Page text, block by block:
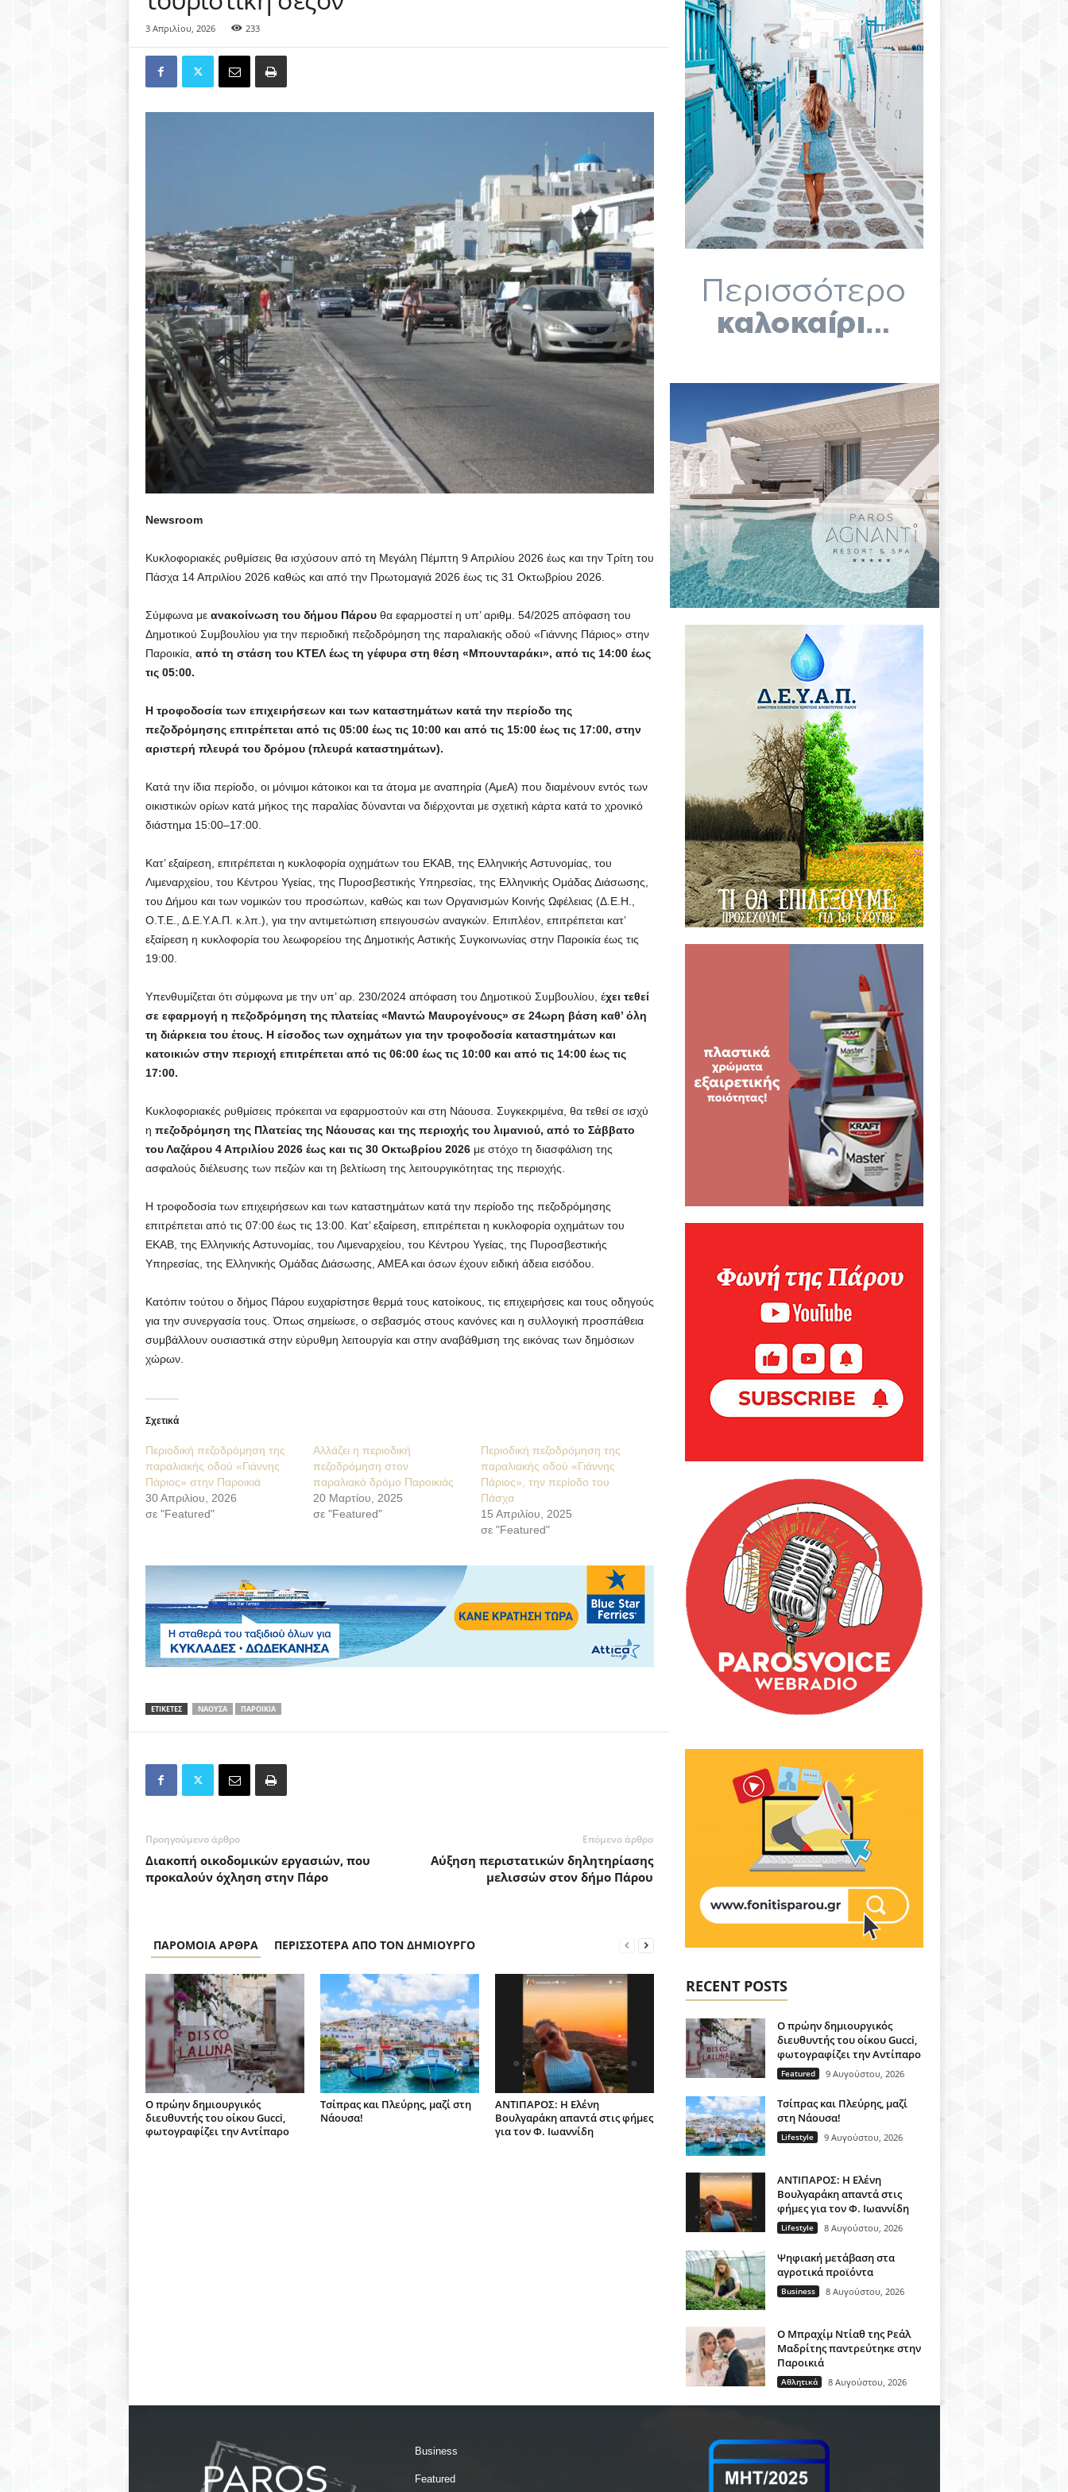
3 Απριλίου, 2026 233
Newsroom
Κυκλοφοριακές ρυθμίσεις θα ισχύσουν από τη Μεγάλη Πέμπτη 9 Απριλίου 2026 έως και την Τρίτη του
Πάσχα 14 Απριλίου 2026 καθώς και από την Πρωτομαγιά 2026 έως τις 31 Οκτωβρίου 2026.
Σύμφωνα με ανακοίνωση του δήμου Πάρουθα εφαρμοστεί η υπ’ αριθμ. 54/2025 απόφαση του
Δημοτικού Συμβουλίου για την περιοδική πεζοδρόμηση της παραλιακής οδού «Γιάννης Πάριος» στην
Παροικία, από τη στάση του ΚΤΕΛ έως τη γέφυρα στη θέση «Μπουνταράκι», από τις 14:00 έως
τις 05:00.
Η τροφοδοσία των επιχειρήσεων και των καταστημάτων κατά την περίοδο της
πεζοδρόμησης επιτρέπεται από τις 05:00 έως τις 10:00 και από τις 15:00 έως τις 17:00, στην
αριστερή πλευρά του δρόμου (πλευρά καταστημάτων).
Κατά την ίδια περίοδο, οι μόνιμοι κάτοικοι και τα άτομα με αναπηρία (ΑμεΑ) που διαμένουν εντός των
οικιστικών ορίων κατά μήκος της παραλίας δύνανται να διέρχονται με σχετική κάρτα κατά το χρονικό
διάστημα 15:00–17:00.
Κατ’ εξαίρεση, επιτρέπεται η κυκλοφορία οχημάτων του ΕΚΑΒ, της Ελληνικής Αστυνομίας, του
Λιμεναρχείου, του Κέντρου Υγείας, της Πυροσβεστικής Υπηρεσίας, της Ελληνικής Ομάδας Διάσωσης,
του Δήμου και των νομικών του προσώπων, καθώς και των Οργανισμών Κοινής Ωφέλειας (Δ.Ε.Η.,
Ο.Τ.Ε., Δ.Ε.Υ.Α.Π. κ.λπ.), για την αντιμετώπιση επειγουσών αναγκών. Επιπλέον, επιτρέπεται κατ’
εξαίρεση η κυκλοφορία του λεωφορείου της Δημοτικής Αστικής Συγκοινωνίας στην Παροικία έως τις
19:00.
Υπενθυμίζεται ότι σύμφωνα με την υπ’ αρ. 230/2024 απόφαση του Δημοτικού Συμβουλίου, έχει τεθεί
σε εφαρμογή η πεζοδρόμηση της πλατείας «Μαντώ Μαυρογένους» σε 24ωρη βάση καθ’ όλη
τη διάρκεια του έτους. Η είσοδος των οχημάτων για την τροφοδοσία καταστημάτων και
κατοικιών στην περιοχή επιτρέπεται από τις 06:00 έως τις 10:00 και από τις 14:00 έως τις
17:00.
Κυκλοφοριακές ρυθμίσεις πρόκειται να εφαρμοστούν και στη Νάουσα. Συγκεκριμένα, θα τεθεί σε ισχύ
η πεζοδρόμηση της Πλατείας της Νάουσας και της περιοχής του λιμανιού, από το Σάββατο
του Λαζάρου 4 Απριλίου 2026 έως και τις 30 Οκτωβρίου 2026 με στόχο τη διασφάλιση της
ασφαλούς διέλευσης των πεζών και τη βελτίωση της λειτουργικότητας της περιοχής.
Η τροφοδοσία των επιχειρήσεων και των καταστημάτων κατά την περίοδο της πεζοδρόμησης
επιτρέπεται από τις 07:00 έως τις 13:00. Κατ’ εξαίρεση, επιτρέπεται η κυκλοφορία οχημάτων του
ΕΚΑΒ, της Ελληνικής Αστυνομίας, του Λιμεναρχείου, του Κέντρου Υγείας, της Πυροσβεστικής
Υπηρεσίας, της Ελληνικής Ομάδας Διάσωσης, ΑΜΕΑ και όσων έχουν ειδική άδεια εισόδου.
Κατόπιν τούτου ο δήμος Πάρου ευχαρίστησε θερμά τους κατοίκους, τις επιχειρήσεις και τους οδηγούς
για την συνεργασία τους. Όπως σημείωσε, ο σεβασμός στους κανόνες και η συλλογική προσπάθεια
συμβάλλουν ουσιαστικά στην εύρυθμη λειτουργία και στην αναβάθμιση της εικόνας των δημόσιων
χώρων.
Σχετικά
Περιοδική πεζοδρόμηση της
παραλιακής οδού «Γιάννης
Πάριος» στην Παροικιά
30 Απριλίου, 2026
σε "Featured"
Αλλάζει η περιοδική
πεζοδρόμηση στον
παραλιακό δρόμο Παροικιάς
20 Μαρτίου, 2025
σε "Featured"
Περιοδική πεζοδρόμηση της
παραλιακής οδού «Γιάννης
Πάριος», την περίοδο του
Πάσχα
15 Απριλίου, 2025
σε "Featured"
ΕΤΙΚΕΤΕΣ ΝΑΟΥΣΑ ΠΑΡΟΙΚΙΑ
Προηγούμενο άρθρο
Διακοπή οικοδομικών εργασιών, που
προκαλούν όχληση στην Πάρο
Επόμενο άρθρο
Αύξηση περιστατικών δηλητηρίασης
μελισσών στον δήμο Πάρου
ΠΑΡΟΜΟΙΑ ΑΡΘΡΑ ΠΕΡΙΣΣΟΤΕΡΑ ΑΠΟ ΤΟΝ ΔΗΜΙΟΥΡΓΟ
Ο πρώην δημιουργικός
διευθυντής του οίκου Gucci,
φωτογραφίζει την Αντίπαρο
Τσίπρας και Πλεύρης, μαζί στη
Νάουσα!
ΑΝΤΙΠΑΡΟΣ: Η Ελένη
Βουλγαράκη απαντά στις φήμες
για τον Φ. Ιωαννίδη
RECENT POSTS
Ο πρώην δημιουργικός
διευθυντής του οίκου Gucci,
φωτογραφίζει την Αντίπαρο
Featured 9 Αυγούστου, 2026
Τσίπρας και Πλεύρης, μαζί
στη Νάουσα!
Lifestyle 9 Αυγούστου, 2026
ΑΝΤΙΠΑΡΟΣ: Η Ελένη
Βουλγαράκη απαντά στις
φήμες για τον Φ. Ιωαννίδη
Lifestyle 8 Αυγούστου, 2026
Ψηφιακή μετάβαση στα
αγροτικά προϊόντα
Business 8 Αυγούστου, 2026
Ο Μπραχίμ Ντίαθ της Ρεάλ
Μαδρίτης παντρεύτηκε στην
Παροικιά
Αθλητικά 8 Αυγούστου, 2026
Business
Featured